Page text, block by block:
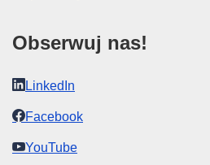
Obserwuj nas!
LinkedIn
Facebook
YouTube